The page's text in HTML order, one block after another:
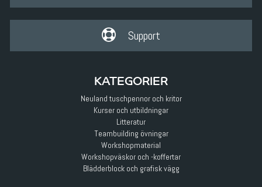
Support
KATEGORIER
Neuland tuschpennor och kritor
Kurser och utbildningar
Litteratur
Teambuilding övningar
Workshopmaterial
Workshopväskor och -koffertar
Blädderblock och grafisk vägg